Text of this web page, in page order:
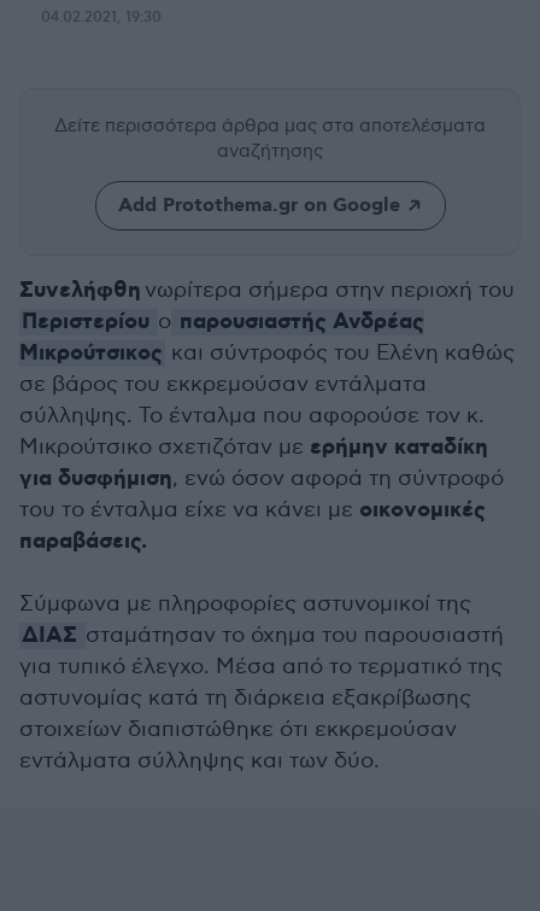
04.02.2021, 19:30
Δείτε περισσότερα άρθρα μας στα αποτελέσματα
αναζήτησης
Add Protothema.gr on Google
Συνελήφθη νωρίτερα σήμερα στην περιοχή του
Περιστερίου ο παρουσιαστής Ανδρέας
Μικρούτσικος και σύντροφός του Ελένη καθώς
σε βάρος του εκκρεμούσαν εντάλματα
σύλληψης. Το ένταλμα που αφορούσε τον κ.
Μικρούτσικο σχετιζόταν με ερήμην καταδίκη
για δυσφήμιση, ενώ όσον αφορά τη σύντροφό
του το ένταλμα είχε να κάνει με οικονομικές
παραβάσεις.
Σύμφωνα με πληροφορίες αστυνομικοί της
ΔΙΑΣ σταμάτησαν το όχημα του παρουσιαστή
για τυπικό έλεγχο. Μέσα από το τερματικό της
αστυνομίας κατά τη διάρκεια εξακρίβωσης
στοιχείων διαπιστώθηκε ότι εκκρεμούσαν
εντάλματα σύλληψης και των δύο.